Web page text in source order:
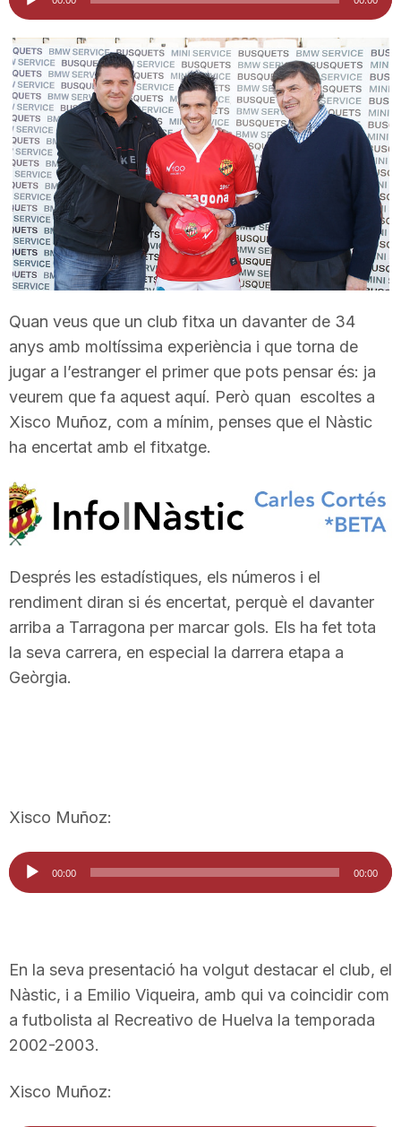
i
u
t
a
t
T
r
a
n
a
d'àudio
Quan veus que un club fitxa un davanter de 34
anys amb moltíssima experiència i que torna de
jugar a l’estranger el primer que pots pensar és: ja
veurem que fa aquest aquí. Però quan escoltes a
Xisco Muñoz, com a mínim, penses que el Nàstic
ha encertat amb el fitxatge.
Després les estadístiques, els números i el
rendiment diran si és encertat, perquè el davanter
arriba a Tarragona per marcar gols. Els ha fet tota
la seva carrera, en especial la darrera etapa a
Geòrgia.
Xisco Muñoz:
Reproductor
d'àudio
00:00 00:00
En la seva presentació ha volgut destacar el club, el
Nàstic, i a Emilio Viqueira, amb qui va coincidir com
a futbolista al Recreativo de Huelva la temporada
2002-2003.
Xisco Muñoz: